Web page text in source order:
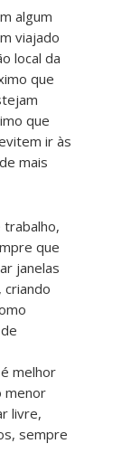
algum
viajado
local da
que
que
ir às
mais
trabalho,
que
janelas
criando
melhor
menor
livre,
sempre